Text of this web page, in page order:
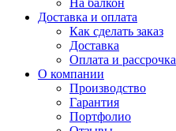
На балкон
Доставка и оплата
Как сделать заказ
Доставка
Оплата и рассрочка
О компании
Производство
Гарантия
Портфолио